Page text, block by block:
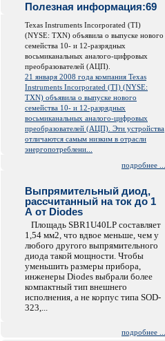
Полезная информация:69
Texas Instruments Incorporated (TI)
(NYSE: TXN) объявила о выпуске нового
семейства 10- и 12-разрядных
восьмиканальных аналого-цифровых
преобразователей (АЦП).
21 января 2008 года компания Texas
Instruments Incorporated (TI) (NYSE:
TXN) объявила о выпуске нового
семейства 10- и 12-разрядных
восьмиканальных аналого-цифровых
преобразователей (АЦП). Эти устройства
отличаются самым низким в отрасли
энергопотреблени...
подробнее ...
Выпрямительный диод,
рассчитанный на ток до 1
А от Diodes
Площадь SBR1U40LP составляет
1,54 мм2, что вдвое меньше, чем у
любого другого выпрямительного
диода такой мощности. Чтобы
уменьшить размеры прибора,
инженеры Diodes выбрали более
компактный тип внешнего
исполнения, а не корпус типа SOD-
323,...
подробнее ...